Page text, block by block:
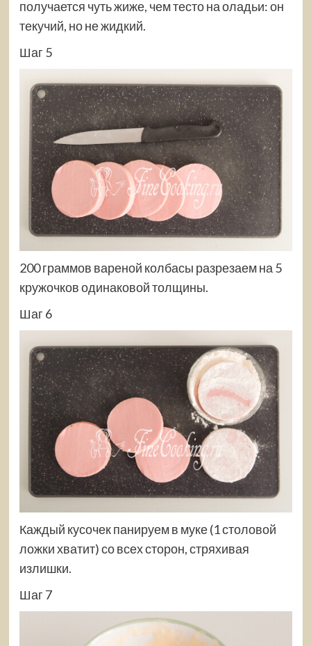
получается чуть жиже, чем тесто на оладьи: он
текучий, но не жидкий.
Шаг 5
200 граммов вареной колбасы разрезаем на 5
кружочков одинаковой толщины.
Шаг 6
Каждый кусочек панируем в муке (1 столовой
ложки хватит) со всех сторон, стряхивая
излишки.
Шаг 7